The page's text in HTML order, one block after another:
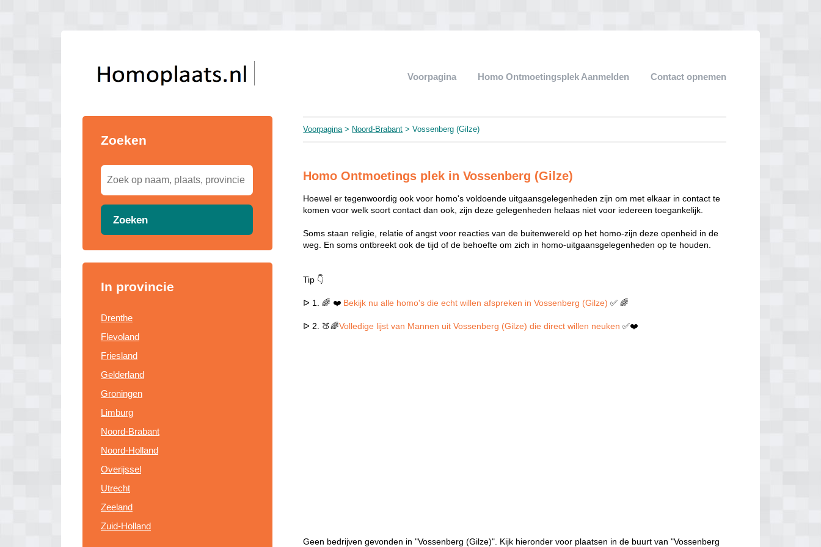
Voorpagina Homo Ontmoetingsplek Aanmelden Contact opnemen
Zoeken
Zoeken
In provincie
Drenthe
Flevoland
Friesland
Gelderland
Groningen
Limburg
Noord-Brabant
Noord-Holland
Overijssel
Utrecht
Zeeland
Zuid-Holland
Voorpagina> Noord-Brabant > Vossenberg (Gilze)
Homo Ontmoetings plek in Vossenberg (Gilze)
Hoewel er tegenwoordig ook voor homo's voldoende uitgaansgelegenheden zijn om met elkaar in contact te
komen voor welk soort contact dan ook, zijn deze gelegenheden helaas niet voor iedereen toegankelijk.
Soms staan religie, relatie of angst voor reacties van de buitenwereld op het homo-zijn deze openheid in de
weg. En soms ontbreekt ook de tijd of de behoefte om zich in homo-uitgaansgelegenheden op te houden.
Tip 👇
ᐅ 1. 🌈 ❤️ Bekijk nu alle homo's die echt willen afspreken in Vossenberg (Gilze) ✅ 🌈
ᐅ 2. 🍑🌈Volledige lijst van Mannen uit Vossenberg (Gilze) die direct willen neuken✅❤️
Geen bedrijven gevonden in "Vossenberg (Gilze)". Kijk hieronder voor plaatsen in de buurt van "Vossenberg